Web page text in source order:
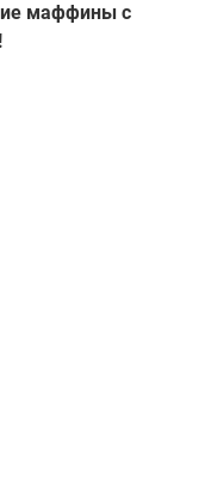
маффины с